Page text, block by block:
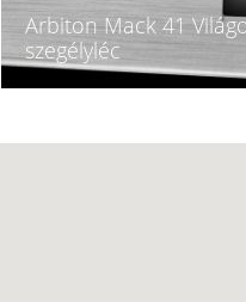
Arbiton Mack 41
szegélyléc